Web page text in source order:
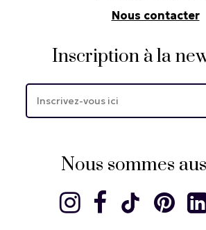
Nous contacter
Inscription à la
Nous sommes